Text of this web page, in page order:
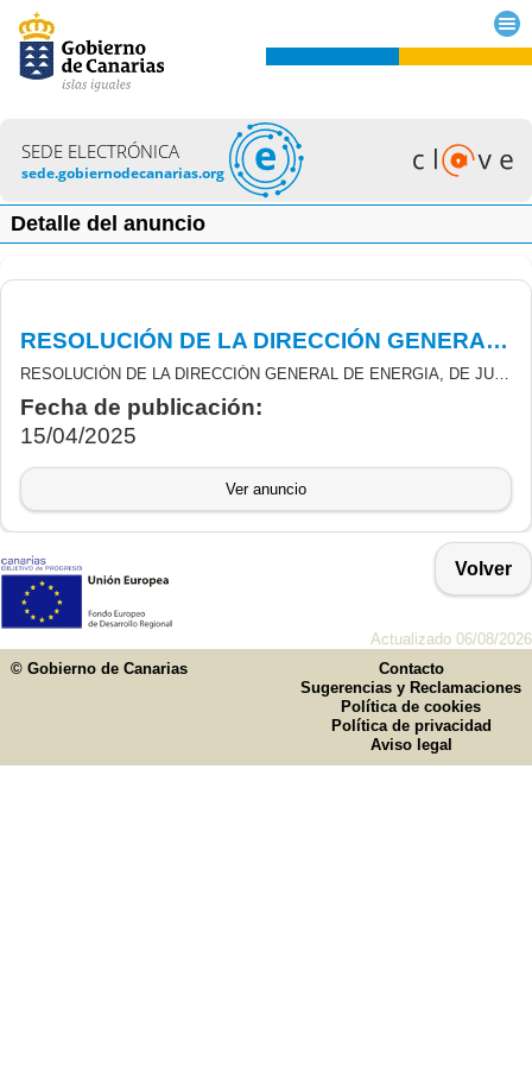
SEDE ELECTRÓNICA
sede.gobiernodecanarias.org
Detalle del anuncio
RESOLUCIÓN DE LA DIRECCIÓN GENERAL DE ENERGÍA DE JUSTIFICACIÓN Y ABONO DE LAS SUBVENCIONES DE INCENTIVOS LIGADOS AL AUTOCONSUMO Y ALMACENAMIENTO
RESOLUCIÓN DE LA DIRECCIÓN GENERAL DE ENERGIA, DE JUSTIFICACIÓN Y ABONO DE LAS SUBVENCIONES DERIVADAS DE LA CONVOCATORIA DE LA ORDEN N.º 337/2021, DEL CONSEJERO DE TRANSICIÓN ECOLÓGICA, LUCHA CONTRA EL CAMBIO CLIMÁTICO Y PLANIFICACIÓN TERRITORIAL POR LA QUE SE CONVOCAN AYUDAS EN CONCURRENCIA NO COMPETITIVA, PARA EL PERIODO 2021-2023, DERIVADAS REAL DECRETO R.D. 477/2021, DE 29 DE JUNIO, POR EL QUE SE REGULAN LOS PROGRAMAS DE INCENTIVOS LIGADOS AL AUTOCONSUMO Y ALMACENAMIENTO, CON FUENTES DE ENERGÍA RENOVABLE, ASÍ COMO A LA IMPLANTACIÓN DE PROGRAMAS DE SISTEMAS TÉRMICOS RENOVABLES EN EL SECTOR RESIDENCIAL, EN EL MARCO DEL PLAN DE RECUPERACIÓN TRANSFORMACIÓN Y RESILIENCIA (MRR)
Fecha de publicación:
15/04/2025
Ver anuncio
Volver
Actualizado 06/08/2026
© Gobierno de Canarias
Contacto
Sugerencias y Reclamaciones
Política de cookies
Política de privacidad
Aviso legal